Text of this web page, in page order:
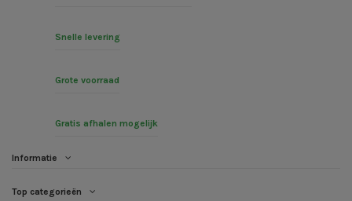
Snelle levering
Grote voorraad
Gratis afhalen mogelijk
Informatie
Top categorieën